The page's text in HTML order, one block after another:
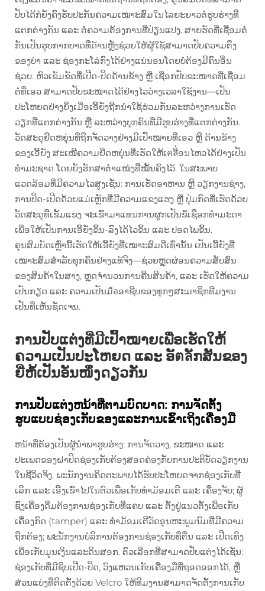
ປັບໄດ້ກໍຍັງຄົງຮັບປະກັນຄວາມເໝາະສົມໃນໄລຍະຍາວຕໍ່ຮູບຮ່າງທີ່
ແຕກຕ່າງກັນ ແລະ ຕໍ່ຄວາມຕ້ອງການທີ່ປ່ຽນແປງ. ສາຍຮັດທີ່ເຊື່ອມຕໍ່
ກັນເປັນຮູບກາກບາດທີ່ດ້ານຫຼັງຊ່ວຍໃຫ້ຜູ້ໃຊ້ສາມາດປັບຄວາມຕຶງ
ຂອງບ່າ ແລະ ຊ່ອງກະໂລ່ກົງໄດ້ຢ່າງແນ່ນອນໂດຍບໍ່ຕ້ອງມີຄົນອື່ນ
ຊ່ວຍ. ຫົວເຂັມຂັດທີ່ເປີດ-ປິດດ້ານຂ້າງ ຫຼື ເຊືອກປັບຂະໜາດທີ່ເຊື່ອມ
ຕໍ່ທີ່ເອວ ສາມາດປັບຂະໜາດໄດ້ຢ່າງໄວວ່າງເວລາໃຊ້ງານ—ເປັນ
ປະໂຫຍດຢ່າງຍິ່ງເມື່ອເອີ້ຍັງຖືກນຳໃຊ້ຮ່ວມກັນລະຫວ່າງການເຮັດ
ວຽກທີ່ແຕກຕ່າງກັນ ຫຼື ລະຫວ່າງບຸກຄົນທີ່ມີຮູບຮ່າງທີ່ແຕກຕ່າງກັນ.
ວັດສະດຸຢືດຫຍຸ່ນທີ່ຖືກຈັດວາງຢ່າງມີເປົ້າໝາຍທີ່ເອວ ຫຼື ດ້ານຂ້າງ
ຂອງເອີ້ຍັງ ສະເໜີຄວາມຍືດຫຍຸ່ນທີ່ເຮັດໃຫ້ເคลື່ອນໄຫວໄດ້ຢ່າງເປັນ
ທຳມະຊາດ ໂດຍຍັງຮັກສາຕຳແໜ່ງທີ່ໝັ້ນຄົງໄວ້. ໃນສະພາບ
ແວດລ້ອມທີ່ມີຄວາມໄວສູງເຊັ່ນ: ການເຮັດອາຫານ ຫຼື ວຽກງານຊ່າງ,
ການປິດ-ເປີດດ້ວຍແມ່ເຫຼັກທີ່ມີຄວາມແຂງແຮງ ຫຼື ປຸ່ມກົດທີ່ເຮັດດ້ວຍ
ວັດສະດຸທີ່ເຂັ້ມແຂງ ຈະເຂົ້າມາແທນການຜູກເປັນຂໍ້ເຊືອກທຳມະດາ
ເພື່ອໃຫ້ເປັນການເອີ້ຍັງຂຶ້ນ-ລົງໄດ້ໄວຂຶ້ນ ແລະ ປອດໄພຂຶ້ນ.
ຄຸນສົມບັດເຫຼົ່ານີ້ເຮັດໃຫ້ເອີ້ຍັງທີ່ເໝາະສົມດີເທົ່ານັ້ນ ເປັນເອີ້ຍັງທີ່
ເໝາະສົມສຳລັບທຸກຄົນຢ່າງແທ້ຈິງ—ຊ່ວຍຫຼຸດຜ່ອນຄວາມສັບສົນ
ຂອງສິນຄ້າໃນສາງ, ຫຼຸດຈຳນວນການຄືນສິນຄ້າ, ແລະ ເຮັດໃຫ້ຄວາມ
ເປັນກຽດ ແລະ ຄວາມເປັນມือອາຊີບຂອງທຸກໆສະມາຊິກທີມງານ
ເປັນທີ່ເຫັນຊັດເຈນ.
ການປັບແຕ່ງທີ່ມີເປົ້າໝາຍເພື່ອເຮັດໃຫ້
ຄວາມເປັນປະໂຫຍດ ແລະ ອັตลັກສັນຂອງ
ຍີ່ຫໍ້ເປັນອັນໜຶ່ງດຽວກັນ
ການປັບແຕ່ງຫນ້າທີ່ຕາມບົດບາດ: ການຈັດຕັ້ງ
ຮູບແບບຊ່ອງເກັບຂອງແລະການເຂົ້າເຖິງເຄື່ອງມື
ຫນ້າທີ່ຕ້ອງເປັນຜູ້ນຳພາຮູບຮ່າງ: ການຈັດວາງ, ຂະໜາດ ແລະ
ປະເພດຂອງຝາປິດຊ່ອງເກັບຕ້ອງສອດຄ່ອງກັບການປະຕິບັດວຽກງານ
ໃນຊີວິດຈິງ. ພະນັກງານຄິດຕະພາບໄດ້ຮັບປະໂຫຍດຈາກຊ່ອງເກັບທີ່
ເລິກ ແລະ ເອີ້ງເຂົ້າໄປໃນຕົວເພື່ອເກັບທໍາມ້ອມເຕີ ແລະ ເຄື່ອງຈັບ; ຜູ້
ຊົງເຄື່ອງດື່ມຕ້ອງການຊ່ອງເກັບທີ່ແຄບ ແລະ ຕັ້ງຢູ່ແນວຕັ້ງເພື່ອເກັບ
ເຄື່ອງກົດ (tamper) ແລະ ທໍາມ້ອມເຕີວັດອຸນຫະພູມນົມທີ່ມີຄວາມ
ຖືກຕ້ອງ; ພະນັກງານບໍລິການຕ້ອງການຊ່ອງເກັບທີ່ຕື່ນ ແລະ ເປີດເທິງ
ເພື່ອເກັບມູນເງິນແລະດິນສອກ. ຕົວເລືອກທີ່ສາມາດປັບແຕ່ງໄດ້ເຊັ່ນ:
ຊ່ອງເກັບທີ່ມີຊິບເປີດ-ປິດ, ວົງແຫວນເກັບເຄື່ອງມືທີ່ຖອດອອກໄດ້, ຫຼື
ສ່ວນແບ່ງທີ່ຕິດຕັ້ງດ້ວຍ Velcro ໃຫ້ທີມງານສາມາດຈັດຕັ້ງການເກັບ